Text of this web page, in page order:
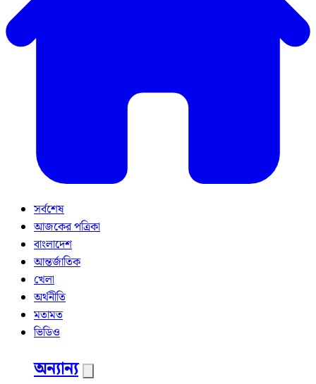
সর্বশেষ
আজকের পত্রিকা
বাংলাদেশ
আন্তর্জাতিক
খেলা
অর্থনীতি
মতামত
ভিডিও
অন্যান্য